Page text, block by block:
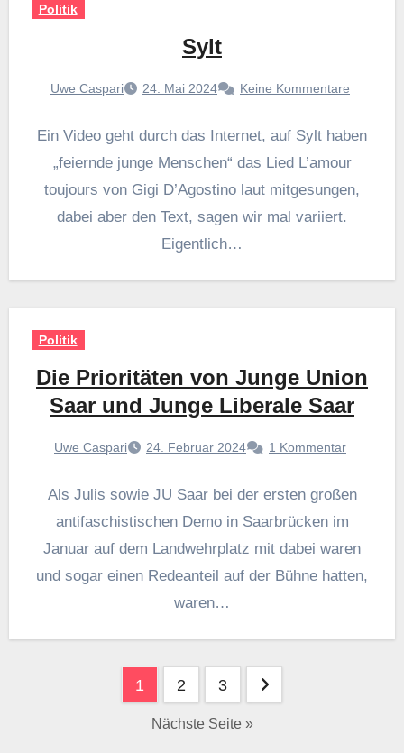
Politik
Sylt
Uwe Caspari 24. Mai 2024 Keine Kommentare
Ein Video geht durch das Internet, auf Sylt haben
„feiernde junge Menschen“ das Lied L’amour
toujours von Gigi D’Agostino laut mitgesungen,
dabei aber den Text, sagen wir mal variiert.
Eigentlich…
Politik
Die Prioritäten von Junge Union
Saar und Junge Liberale Saar
Uwe Caspari 24. Februar 2024 1 Kommentar
Als Julis sowie JU Saar bei der ersten großen
antifaschistischen Demo in Saarbrücken im
Januar auf dem Landwehrplatz mit dabei waren
und sogar einen Redeanteil auf der Bühne hatten,
waren…
Seitennummerierung
1 2 3
Nächste Seite »